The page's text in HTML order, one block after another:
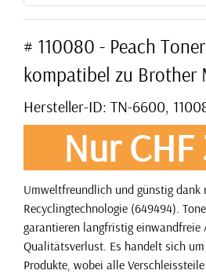
# 110080 - Peach
kompatibel zu Brother
Hersteller-ID: TN-6600,
Nur
Umweltfreundlich und günstig dank
Recyclingtechnologie (649494).
garantieren langfristig einwandfreie
Qualitätsverlust. Es handelt sich
Produkte, wobei alle